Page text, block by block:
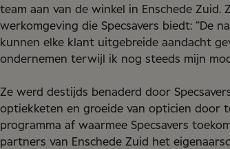
team aan van de winkel in Enschede
werkomgeving die Specsavers biedt: “De
kunnen elke klant uitgebreide aandacht
ondernemen terwijl ik nog steeds mijn
Ze werd destijds benaderd door
optiekketen en groeide van opticien door
programma af waarmee Specsavers
partners van Enschede Zuid het